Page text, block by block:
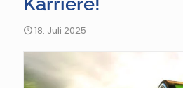
18. Juli 2025